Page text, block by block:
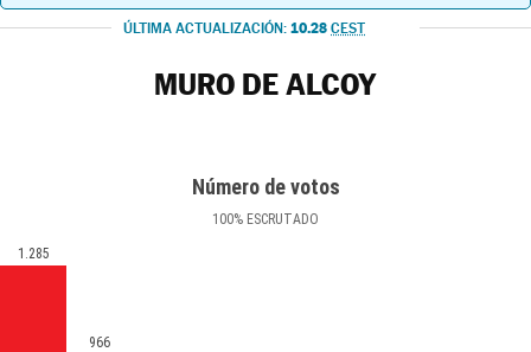
ÚLTIMA ACTUALIZACIÓN: 10.28 CEST
MURO DE ALCOY
Número de votos
100% ESCRUTADO
1.285
966